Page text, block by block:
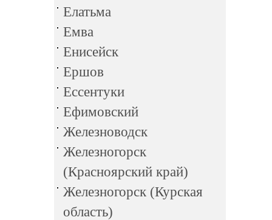
Елатьма
Емва
Енисейск
Ершов
Ессентуки
Ефимовский
Железноводск
Железногорск
(Красноярский край)
Железногорск (Курская
область)